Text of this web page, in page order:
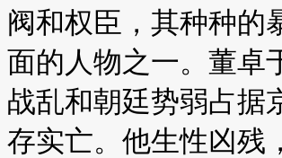
阀和权臣，其种种的
面的人物之一。董卓
战乱和朝廷势弱占据
存实亡。他生性凶残